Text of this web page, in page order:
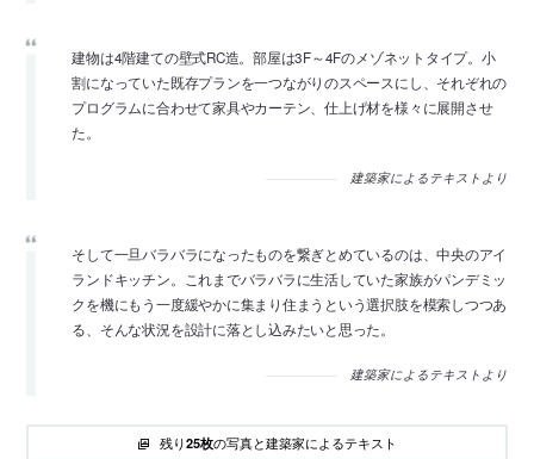
建物は4階建ての壁式RC造。部屋は3F～4Fのメゾネットタイプ。小
割になっていた既存プランを一つながりのスペースにし、それぞれの
プログラムに合わせて家具やカーテン、仕上げ材を様々に展開させ
た。
建築家によるテキストより
そして一旦バラバラになったものを繋ぎとめているのは、中央のアイ
ランドキッチン。これまでバラバラに生活していた家族がパンデミッ
クを機にもう一度緩やかに集まり住まうという選択肢を模索しつつあ
る、そんな状況を設計に落とし込みたいと思った。
建築家によるテキストより
残り25枚の写真と建築家によるテキスト